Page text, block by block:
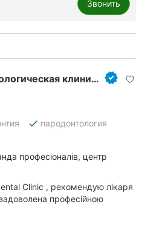
Звонить
B&m dental clinic, стоматологическая клиника
done пародонтология
професіоналів, центр
Clinic , рекомендую лікаря
професійною